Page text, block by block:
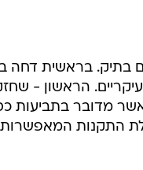
בתיק. בראשית
עיקריים. הראשון -
מדובר בתביעות
התקנות המאפשרות